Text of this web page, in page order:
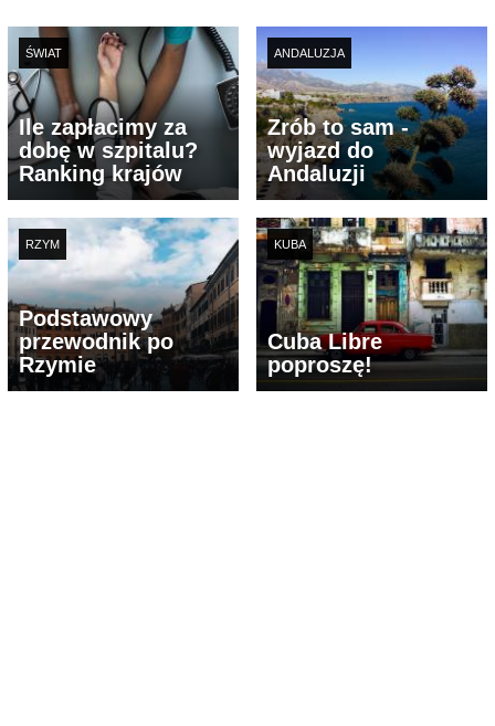
ŚWIAT
Ile zapłacimy za
dobę w szpitalu?
Ranking krajów
ANDALUZJA
Zrób to sam -
wyjazd do
Andaluzji
RZYM
Podstawowy
przewodnik po
Rzymie
KUBA
Cuba Libre
poproszę!